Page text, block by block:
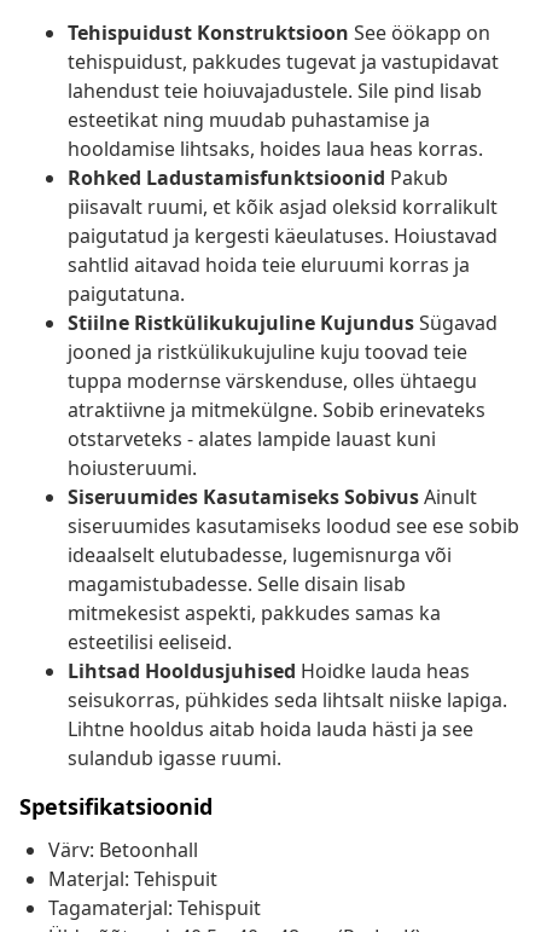
Tehispuidust Konstruktsioon See öökapp on
tehispuidust, pakkudes tugevat ja vastupidavat
lahendust teie hoiuvajadustele. Sile pind lisab
esteetikat ning muudab puhastamise ja
hooldamise lihtsaks, hoides laua heas korras.
Rohked Ladustamisfunktsioonid Pakub
piisavalt ruumi, et kõik asjad oleksid korralikult
paigutatud ja kergesti käeulatuses. Hoiustavad
sahtlid aitavad hoida teie eluruumi korras ja
paigutatuna.
Stiilne Ristkülikukujuline KujundusSügavad
jooned ja ristkülikukujuline kuju toovad teie
tuppa modernse värskenduse, olles ühtaegu
atraktiivne ja mitmekülgne. Sobib erinevateks
otstarveteks - alates lampide lauast kuni
hoiusteruumi.
Siseruumides Kasutamiseks SobivusAinult
siseruumides kasutamiseks loodud see ese sobib
ideaalselt elutubadesse, lugemisnurga või
magamistubadesse. Selle disain lisab
mitmekesist aspekti, pakkudes samas ka
esteetilisi eeliseid.
Lihtsad Hooldusjuhised Hoidke lauda heas
seisukorras, pühkides seda lihtsalt niiske lapiga.
Lihtne hooldus aitab hoida lauda hästi ja see
sulandub igasse ruumi.
Spetsifikatsioonid
Värv: Betoonhall
Materjal: Tehispuit
Tagamaterjal: Tehispuit